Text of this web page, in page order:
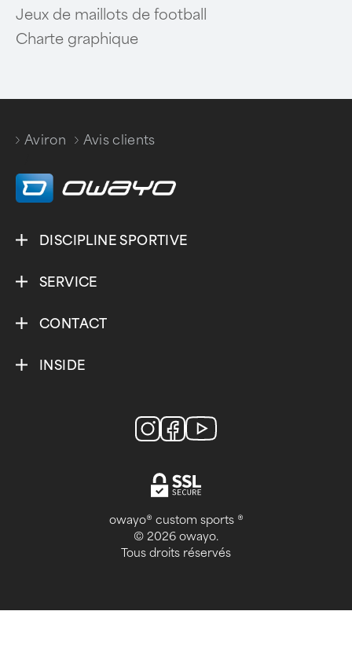
Jeux de maillots de football
Charte graphique
Aviron
Avis clients
DISCIPLINE SPORTIVE
SERVICE
CONTACT
INSIDE
owayo® custom sports ®
© 2026 owayo.
Tous droits réservés